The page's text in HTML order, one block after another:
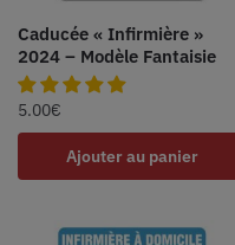
Caducée « Infirmière »
2024 – Modèle Fantaisie
5.00€
Ajouter au panier